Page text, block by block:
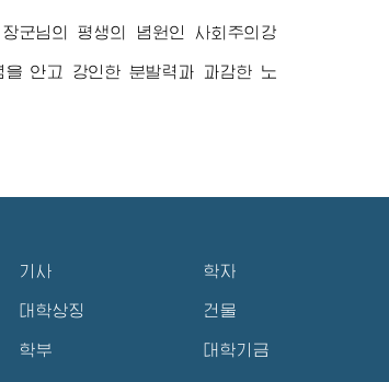
장군님 의 평생의 념원인 사회주의강
안고 강인한 분발력과 과감한 노
기사
대학상징
학부
학자
건물
대학기금